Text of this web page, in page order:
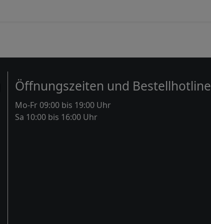
Öffnungszeiten und Bestellhotline
Mo-Fr 09:00 bis 19:00 Uhr
Sa 10:00 bis 16:00 Uhr